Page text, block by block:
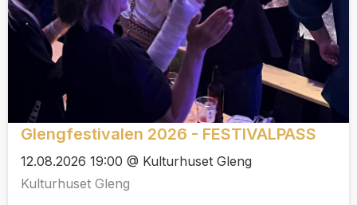
Glengfestivalen 2026 - FESTIVALPASS
12.08.2026 19:00 @ Kulturhuset Gleng
Kulturhuset Gleng